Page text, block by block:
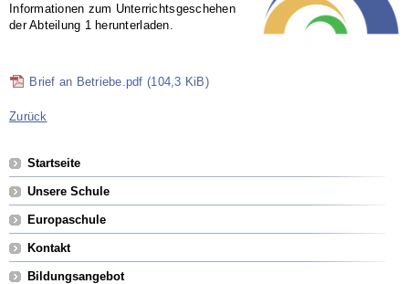
Informationen zum Unterrichtsgeschehen
der Abteilung 1 herunterladen.
Brief an Betriebe.pdf (104,3 KiB)
Zurück
Navigation
Startseite
Unsere Schule
Europaschule
Kontakt
Bildungsangebot